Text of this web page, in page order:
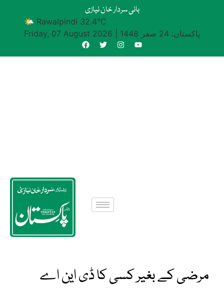
بانی سردار خان نیازی
🌤 Rawalpindi 32.4°C
Friday, 07 August 2026
پاکستان: 24 صفر 1448
مرضی کے بغیر کسی کا ڈی این اے